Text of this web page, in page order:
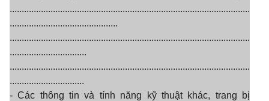
....................................................................................................
.............................................
....................................................................................................
................................
....................................................................................................
...............................
- Các thông tin và tính năng kỹ thuật khác, trang bị